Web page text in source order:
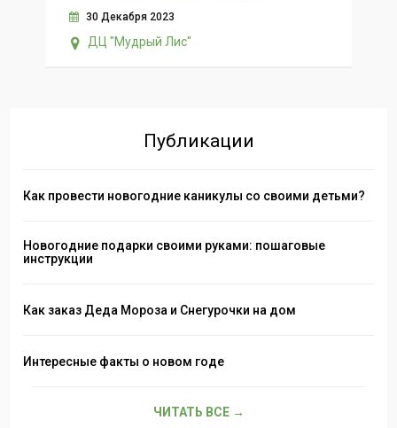
30 Декабря 2023
ДЦ "Мудрый Лис"
Публикации
Как провести новогодние каникулы со своими детьми?
Новогодние подарки своими руками: пошаговые
инструкции
Как заказ Деда Мороза и Снегурочки на дом
Интересные факты о новом годе
ЧИТАТЬ ВСЕ →